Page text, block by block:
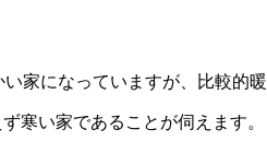
家になっていますが、比較的
寒い家であることが伺えます。